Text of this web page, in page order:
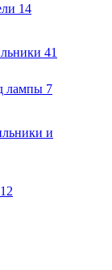
14
41
лампы 7
и
12